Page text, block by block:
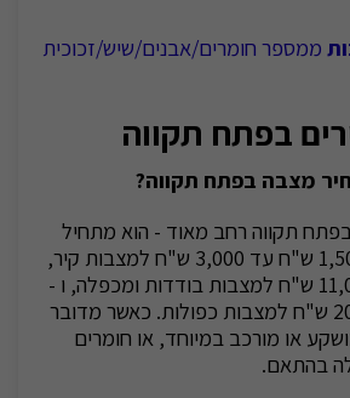
ממספר חומרים/אבנים/שיש/זכוכית
בפתח תקווה
מצבה בפתח תקווה?
תקווה רחב מאוד - הוא מתחיל
בדרך כלל סביב 1,500 ש"ח עד 3,000 ש"ח למצבות קיר,
4,000 ש"ח עד 11,000 ש"ח למצבות בודדות ומכפלה, ו -
7,000 ש"ח - 20,000 ש"ח למצבות כפולות. כאשר מדובר
או מורכב במיוחד, או חומרים
בהתאם.